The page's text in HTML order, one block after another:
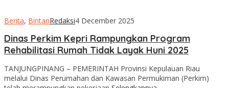
Berita, BintanRedaksi4 December 2025
Dinas Perkim Kepri Rampungkan Program
Rehabilitasi Rumah Tidak Layak Huni 2025
TANJUNGPINANG – PEMERINTAH Provinsi Kepulauan Riau
melalui Dinas Perumahan dan Kawasan Permukiman (Perkim)